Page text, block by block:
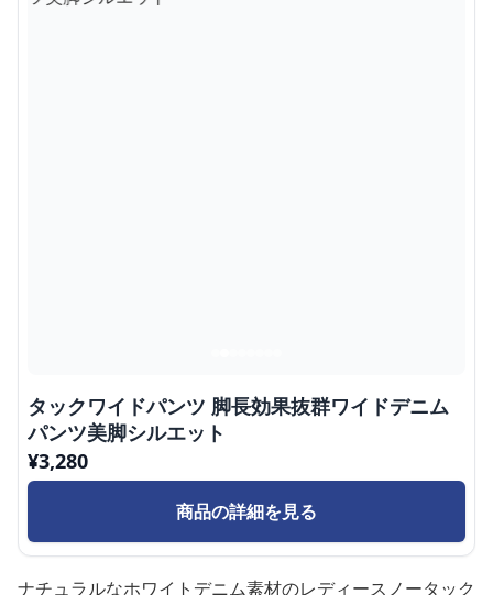
タックワイドパンツ 脚長効果抜群ワイドデニム
パンツ美脚シルエット
¥3,280
商品の詳細を見る
ナチュラルなホワイトデニム素材のレディースノータック